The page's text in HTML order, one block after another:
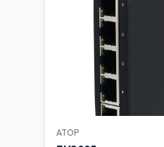
ATOP